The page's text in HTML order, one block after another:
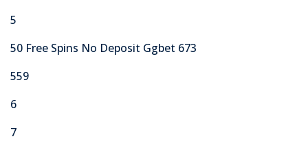
5
50 Free Spins No Deposit Ggbet 673
559
6
7